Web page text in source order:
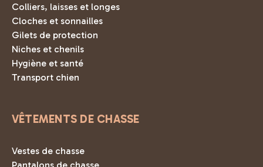
Colliers, laisses et longes
Cloches et sonnailles
Gilets de protection
Niches et chenils
Hygiène et santé
Transport chien
VÊTEMENTS DE CHASSE
Vestes de chasse